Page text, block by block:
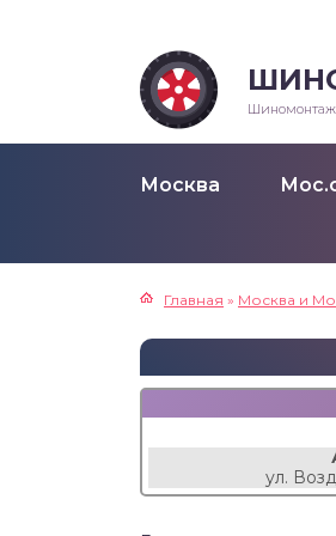
Шиномонтаж
Москва
Главная » Москва и
ул.